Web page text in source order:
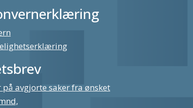
på avgjorte saker fra ønsket